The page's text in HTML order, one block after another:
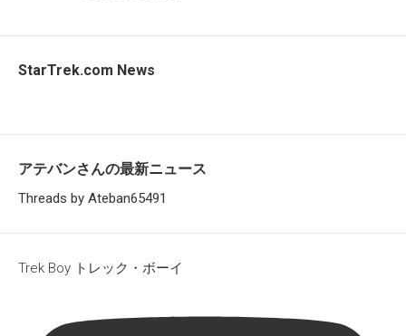
StarTrek.com News
アテバンさんの最新ニュース
Threads by Ateban65491
Trek Boy トレック・ボーイ